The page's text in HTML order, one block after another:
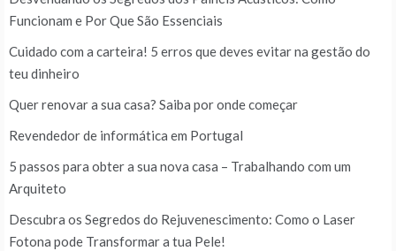
Funcionam e Por Que São Essenciais
Cuidado com a carteira! 5 erros que deves evitar na gestão do
teu dinheiro
Quer renovar a sua casa? Saiba por onde começar
Revendedor de informática em Portugal
5 passos para obter a sua nova casa – Trabalhando com um
Arquiteto
Descubra os Segredos do Rejuvenescimento: Como o Laser
Fotona pode Transformar a tua Pele!